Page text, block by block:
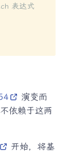
表达式
演变而
依赖于这两
开始，将基